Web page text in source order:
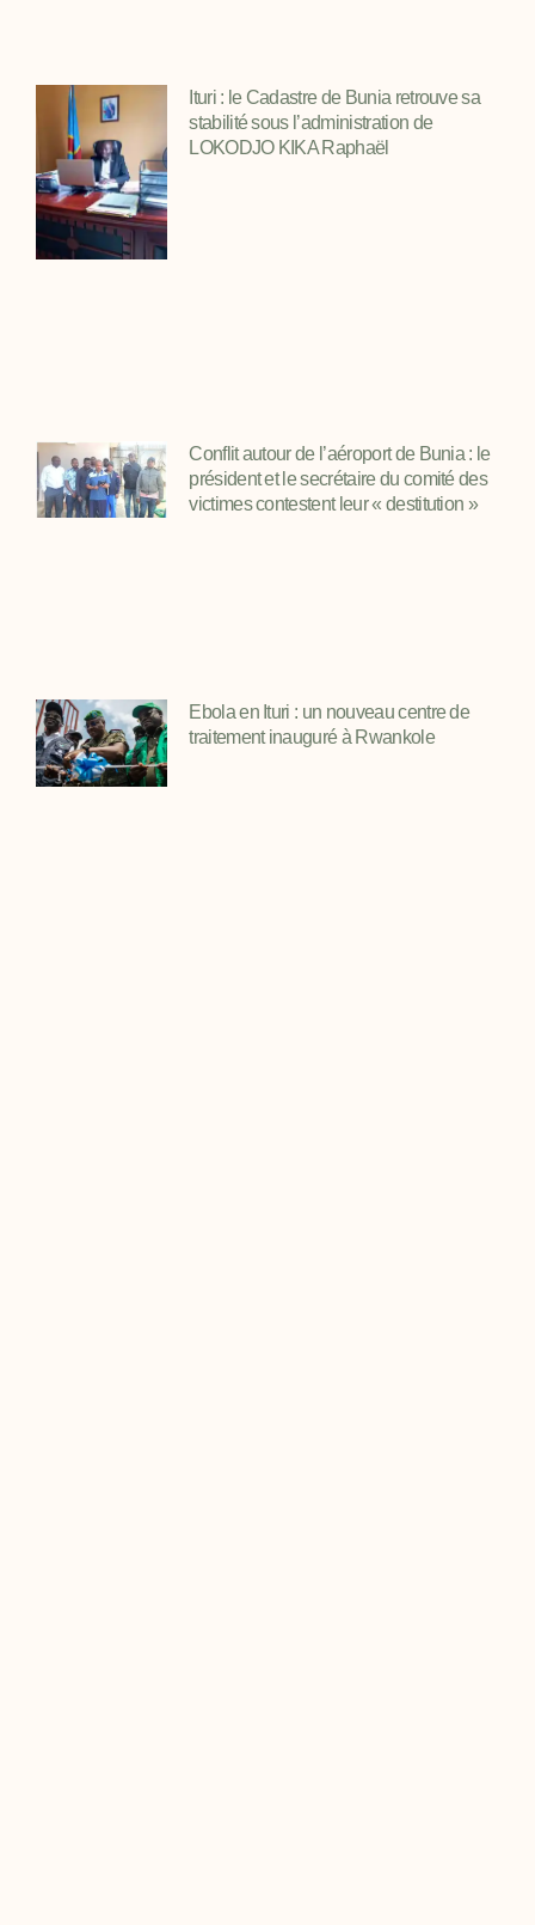
Ituri : le Cadastre de Bunia retrouve sa
stabilité sous l’administration de
LOKODJO KIKA Raphaël
Conflit autour de l’aéroport de Bunia : le
président et le secrétaire du comité des
victimes contestent leur « destitution »
Ebola en Ituri : un nouveau centre de
traitement inauguré à Rwankole